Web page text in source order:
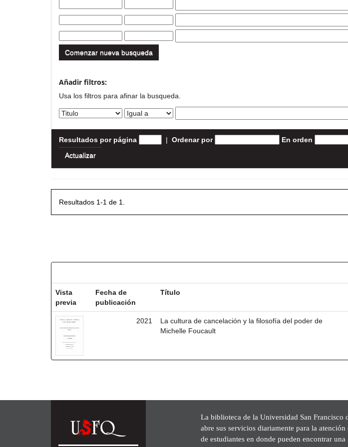
Comenzar nueva busqueda
Añadir filtros:
Usa los filtros para afinar la busqueda.
Resultados por página | Ordenar por En orden
Resultados 1-1 de 1.
Vista
previa
Fecha de
publicación
Título
2021
La cultura de cancelación y la filosofía del poder de
Michelle Foucault
La biblioteca de la Universidad San Francisco
abre sus servicios diariamente para la atención
de estudiantes en donde pueden encontrar una